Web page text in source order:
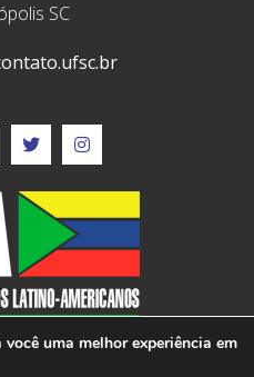
SC
uma melhor experiência em